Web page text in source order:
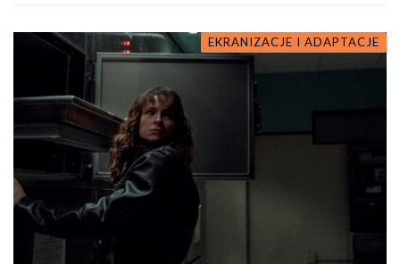
EKRANIZACJE I ADAPTACJE